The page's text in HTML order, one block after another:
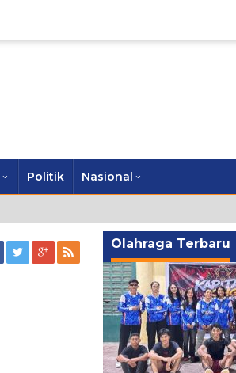
Politik Nasional
Olahraga Terbaru